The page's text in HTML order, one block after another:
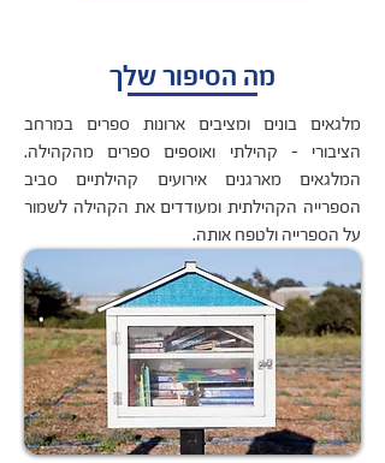
מה הסיפור שלך
מלגאים בונים ומציבים ארונות ספרים במרחב
הציבורי - קהילתי ואוספים ספרים מהקהילה.
המלגאים מארגנים אירועים קהילתיים סביב
הספרייה הקהילתית ומעודדים את הקהילה לשמור
על הספרייה ולטפח אותה.